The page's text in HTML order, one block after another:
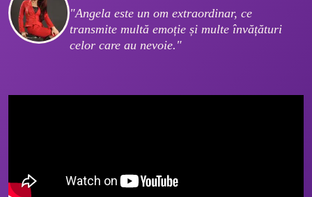
"Angela este un om extraordinar, ce
transmite multă emoție și multe învățături
celor care au nevoie."